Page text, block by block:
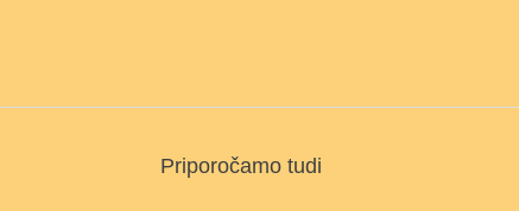
Priporočamo tudi